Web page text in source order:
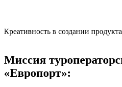
Креативность в создании продукта
Миссия
«Европорт»: